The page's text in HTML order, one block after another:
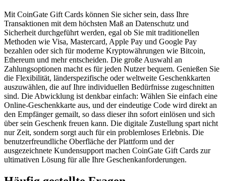
Mit CoinGate Gift Cards können Sie sicher sein, dass Ihre
Transaktionen mit dem höchsten Maß an Datenschutz und
Sicherheit durchgeführt werden, egal ob Sie mit traditionellen
Methoden wie Visa, Mastercard, Apple Pay und Google Pay
bezahlen oder sich für moderne Kryptowährungen wie Bitcoin,
Ethereum und mehr entscheiden. Die große Auswahl an
Zahlungsoptionen macht es für jeden Nutzer bequem. Genießen Sie
die Flexibilität, länderspezifische oder weltweite Geschenkkarten
auszuwählen, die auf Ihre individuellen Bedürfnisse zugeschnitten
sind. Die Abwicklung ist denkbar einfach: Wählen Sie einfach eine
Online-Geschenkkarte aus, und der eindeutige Code wird direkt an
den Empfänger gemailt, so dass dieser ihn sofort einlösen und sich
über sein Geschenk freuen kann. Die digitale Zustellung spart nicht
nur Zeit, sondern sorgt auch für ein problemloses Erlebnis. Die
benutzerfreundliche Oberfläche der Plattform und der
ausgezeichnete Kundensupport machen CoinGate Gift Cards zur
ultimativen Lösung für alle Ihre Geschenkanforderungen.